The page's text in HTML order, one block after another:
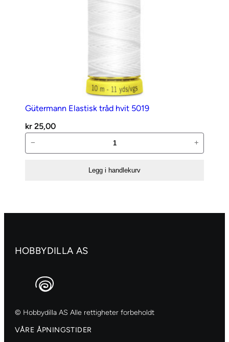
Gütermann Elastisk tråd hvit 5019
kr 25,00
Elastisk
− +
Legg i handlekurv
HOBBYDILLA AS
© Hobbydilla AS Alle rettigheter forbeholdt
VÅRE ÅPNINGSTIDER